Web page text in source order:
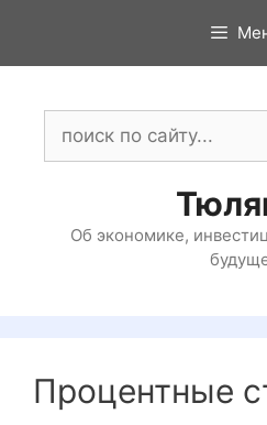
содержимому
Об экономике,
Процентные